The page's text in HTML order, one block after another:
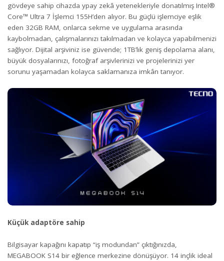
gövdeye sahip cihazda ypay zekâ yetenekleriyle donatılmış Intel®
Core™ Ultra 7 İşlemci 155H’den alıyor. Bu güçlü işlemciye eşlik
eden 32GB RAM, onlarca sekme ve uygulama arasında
kaybolmadan, çalışmalarınızı takılmadan ve kolayca yapabilmenizi
sağlıyor. Dijital arşiviniz ise güvende; 1TB’lık geniş depolama alanı,
büyük dosyalarınızı, fotoğraf arşivlerinizi ve projelerinizi yer
sorunu yaşamadan kolayca saklamanıza imkân tanıyor.
Küçük adaptöre sahip
Bilgisayar kapağını kapatıp “iş modundan” çıktığınızda,
MEGABOOK S14 bir eğlence merkezine dönüşüyor. 14 inçlik ideal